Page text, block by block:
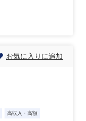
お気に入りに追加
高収入・高額